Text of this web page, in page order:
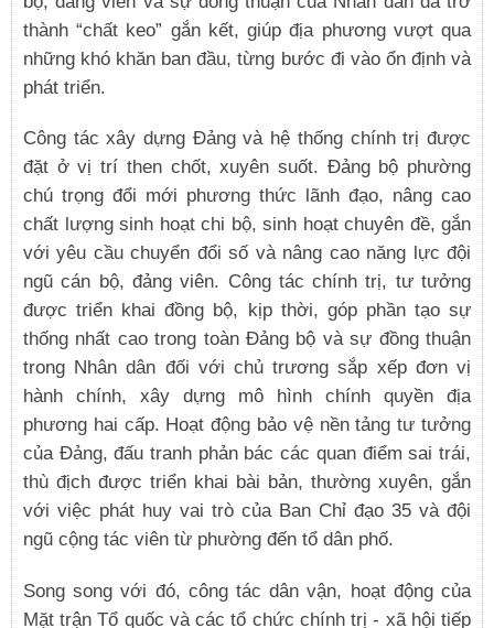
thành “chất keo” gắn kết, giúp địa phương vượt qua
những khó khăn ban đầu, từng bước đi vào ổn định và
phát triển.
Công tác xây dựng Đảng và hệ thống chính trị được
đặt ở vị trí then chốt, xuyên suốt. Đảng bộ phường
chú trọng đổi mới phương thức lãnh đạo, nâng cao
chất lượng sinh hoạt chi bộ, sinh hoạt chuyên đề, gắn
với yêu cầu chuyển đổi số và nâng cao năng lực đội
ngũ cán bộ, đảng viên. Công tác chính trị, tư tưởng
được triển khai đồng bộ, kịp thời, góp phần tạo sự
thống nhất cao trong toàn Đảng bộ và sự đồng thuận
trong Nhân dân đối với chủ trương sắp xếp đơn vị
hành chính, xây dựng mô hình chính quyền địa
phương hai cấp. Hoạt động bảo vệ nền tảng tư tưởng
của Đảng, đấu tranh phản bác các quan điểm sai trái,
thù địch được triển khai bài bản, thường xuyên, gắn
với việc phát huy vai trò của Ban Chỉ đạo 35 và đội
ngũ cộng tác viên từ phường đến tổ dân phố.
Song song với đó, công tác dân vận, hoạt động của
Mặt trận Tổ quốc và các tổ chức chính trị - xã hội tiếp